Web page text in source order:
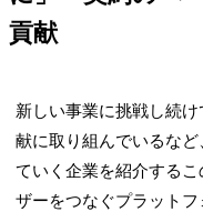
貢献
新しい事業に挑戦し続
献に取り組んでいるな
ていく企業を紹介する
ザーをつなぐプラット